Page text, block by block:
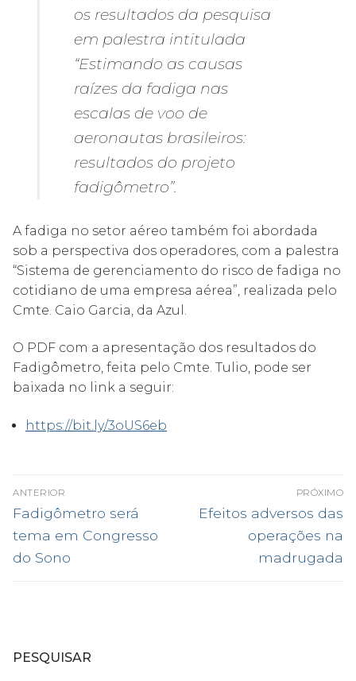
os resultados da pesquisa
em palestra intitulada
“Estimando as causas
raízes da fadiga nas
escalas de voo de
aeronautas brasileiros:
resultados do projeto
fadigômetro”.
A fadiga no setor aéreo também foi abordada
sob a perspectiva dos operadores, com a palestra
“Sistema de gerenciamento do risco de fadiga no
cotidiano de uma empresa aérea”, realizada pelo
Cmte. Caio Garcia, da Azul.
O PDF com a apresentação dos resultados do
Fadigômetro, feita pelo Cmte. Tulio, pode ser
baixada no link a seguir:
https://bit.ly/3oUS6eb
Navegação
de
Post
ANTERIOR
Post
anterior:
Fadigômetro será
tema em Congresso
do Sono
PRÓXIMO
Próximo
Efeitos adversos das
operações na
madrugada
PESQUISAR